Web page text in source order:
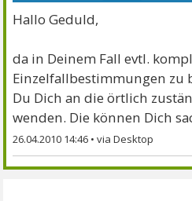
Hallo Geduld,
da in Deinem Fall evtl.
Einzelfallbestimmungen zu
Du Dich an die örtlich
wenden. Die können Dich
26.04.2010 14:46 •